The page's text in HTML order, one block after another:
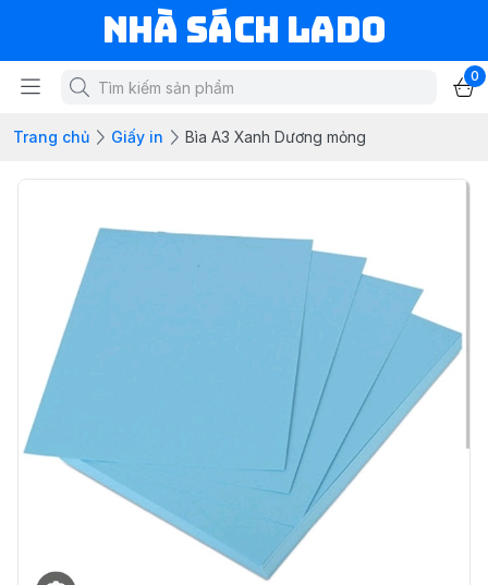
NHÀ SÁCH LADO
0
Trang chủ Giấy in Bìa A3 Xanh Dương mỏng